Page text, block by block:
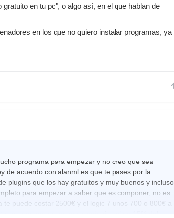
en tu pc", o algo así, en el que hablan de
en los que no quiero instalar programas, ya
programa para empezar y no creo que sea
de acuerdo con alanml es que te pases por la
plugins que los hay gratuitos y muy buenos y incluso
para empezar a saber que es componer, no es
puede costar 2500€ y el logic 7 unos 700 o 800€ a
seguro es que no aprovecharias ni un 15% del